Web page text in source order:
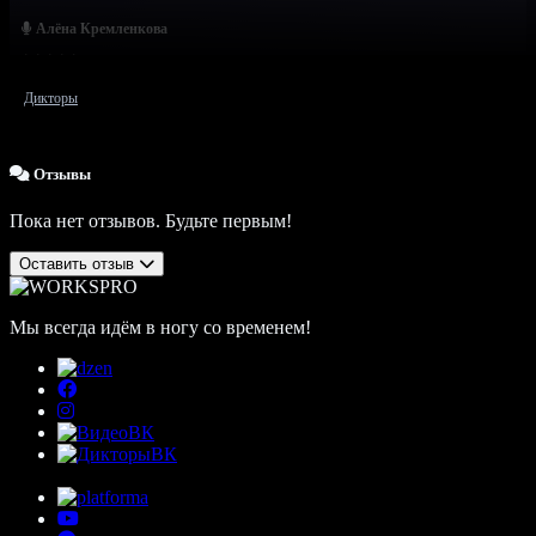
Алёна Кремленкова
Дикторы
Отзывы
Пока нет отзывов. Будьте первым!
Оставить отзыв
Мы всегда идём в ногу со временем!